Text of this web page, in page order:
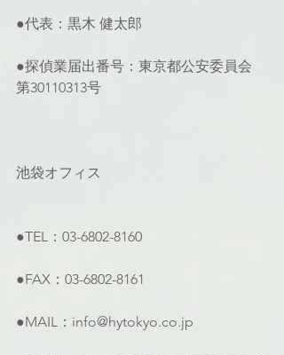
●代表：黒木 健太郎
●探偵業届出番号：東京都公安委員会
第30110313号
池袋オフィス
●TEL：03-6802-8160
●FAX：03-6802-8161
●MAIL：info@hytokyo.co.jp